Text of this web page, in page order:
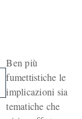
Ben più
fumettistiche le
implicazioni sia
tematiche che